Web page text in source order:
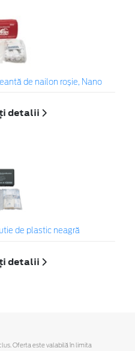
de nailon roșie, Nano
detalii
de plastic neagră
detalii
Oferta este valabilă în limita